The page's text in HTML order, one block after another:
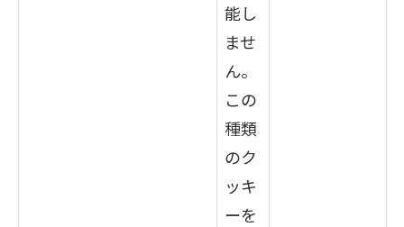
能し
ませ
ん。
この
種類
のク
ッキ
ーを